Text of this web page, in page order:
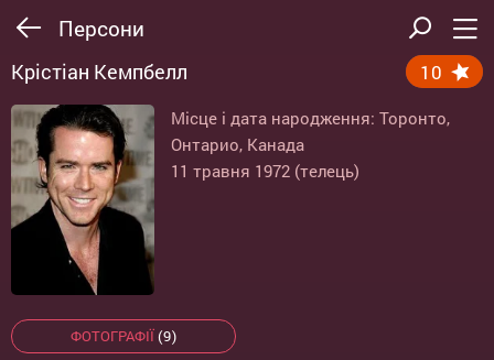
Персони
Крістіан Кемпбелл 10
Місце і дата народження: Торонто,
Онтарио, Канада
11 травня 1972 (телець)
ФОТОГРАФІЇ(9)